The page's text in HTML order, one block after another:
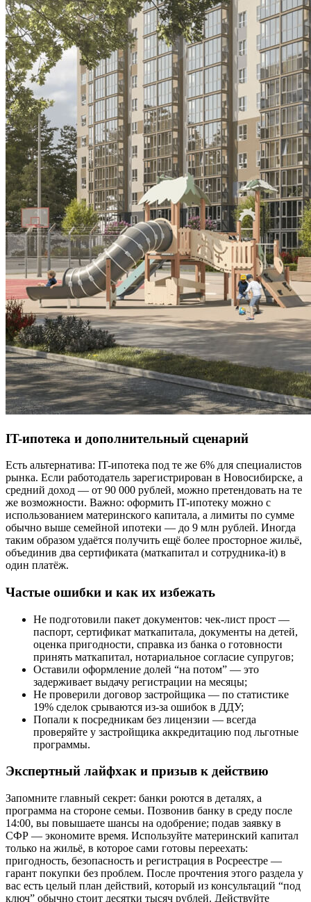
IT-ипотека и дополнительный сценарий
Есть альтернатива: IT-ипотека под те же 6% для специалистов
рынка. Если работодатель зарегистрирован в Новосибирске, а
средний доход — от 90 000 рублей, можно претендовать на те
же возможности. Важно: оформить IT-ипотеку можно с
использованием материнского капитала, а лимиты по сумме
обычно выше семейной ипотеки — до 9 млн рублей. Иногда
таким образом удаётся получить ещё более просторное жильё,
объединив два сертификата (маткапитал и сотрудника-it) в
один платёж.
Частые ошибки и как их избежать
Не подготовили пакет документов: чек-лист прост —
паспорт, сертификат маткапитала, документы на детей,
оценка пригодности, справка из банка о готовности
принять маткапитал, нотариальное согласие супругов;
Оставили оформление долей “на потом” — это
задерживает выдачу регистрации на месяцы;
Не проверили договор застройщика — по статистике
19% сделок срываются из-за ошибок в ДДУ;
Попали к посредникам без лицензии — всегда
проверяйте у застройщика аккредитацию под льготные
программы.
Экспертный лайфхак и призыв к действию
Запомните главный секрет: банки роются в деталях, а
программа на стороне семьи. Позвонив банку в среду после
14:00, вы повышаете шансы на одобрение; подав заявку в
СФР — экономите время. Используйте материнский капитал
только на жильё, в которое сами готовы переехать:
пригодность, безопасность и регистрация в Росреестре —
гарант покупки без проблем. После прочтения этого раздела у
вас есть целый план действий, который из консультаций “под
ключ” обычно стоит десятки тысяч рублей. Действуйте